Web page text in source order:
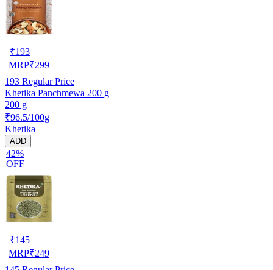
₹193
MRP₹299
193 Regular Price
Khetika Panchmewa 200 g
200 g
₹96.5/100g
Khetika
ADD
42%
OFF
₹145
MRP₹249